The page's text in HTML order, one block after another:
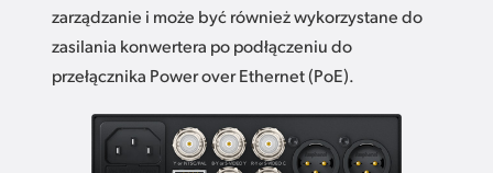
zarządzanie i może być również wykorzystane do
zasilania konwertera po podłączeniu do
przełącznika Power over Ethernet (PoE).